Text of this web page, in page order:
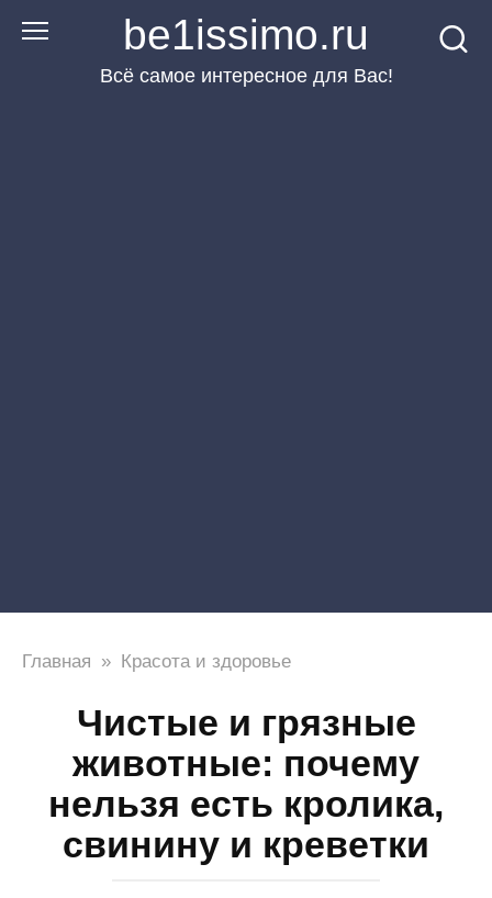
Перейти
be1issimo.ru
Всё самое интересное для Вас!
Главная » Красота и здоровье
Чистые и грязные
животные: почему
нельзя есть кролика,
свинину и креветки